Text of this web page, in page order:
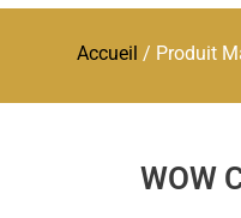
Accueil / Produit
WOW